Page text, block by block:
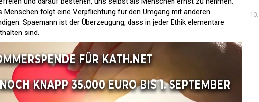
Menschen folgt eine Verpflichtung für den Umgang mit anderen
Spaemann ist der Überzeugung, dass in jeder Ethik elementare
sind.